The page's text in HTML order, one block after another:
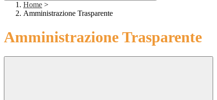
Home >
Amministrazione Trasparente
Amministrazione Trasparente